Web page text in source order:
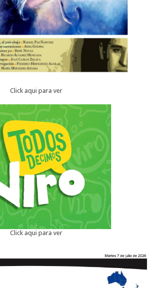
Click aqui para ver
Click aqui para ver